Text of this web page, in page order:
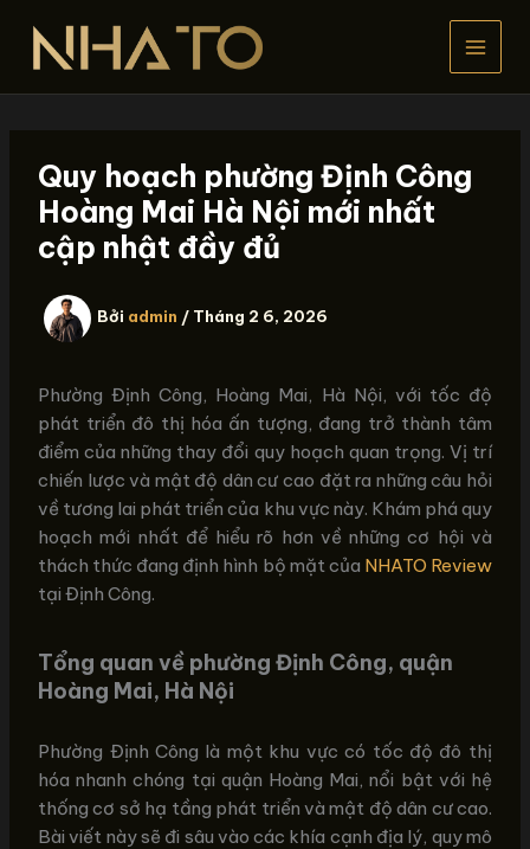
dung
Quy hoạch phường Định Công
Hoàng Mai Hà Nội mới nhất
cập nhật đầy đủ
Bởi admin / Tháng 2 6, 2026
Phường Định Công, Hoàng Mai, Hà Nội, với tốc độ
phát triển đô thị hóa ấn tượng, đang trở thành tâm
điểm của những thay đổi quy hoạch quan trọng. Vị trí
chiến lược và mật độ dân cư cao đặt ra những câu hỏi
về tương lai phát triển của khu vực này. Khám phá quy
hoạch mới nhất để hiểu rõ hơn về những cơ hội và
thách thức đang định hình bộ mặt của NHATO Review
tại Định Công.
Tổng quan về phường Định Công, quận
Hoàng Mai, Hà Nội
Phường Định Công là một khu vực có tốc độ đô thị
hóa nhanh chóng tại quận Hoàng Mai, nổi bật với hệ
thống cơ sở hạ tầng phát triển và mật độ dân cư cao.
Bài viết này sẽ đi sâu vào các khía cạnh địa lý, quy mô